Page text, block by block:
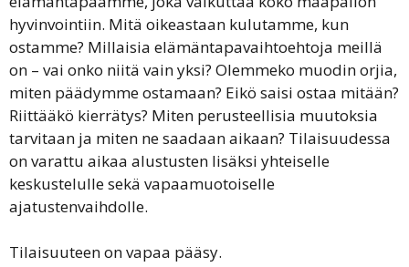
hyvinvointiin. Mitä oikeastaan kulutamme, kun
ostamme? Millaisia elämäntapavaihtoehtoja meillä
on – vai onko niitä vain yksi? Olemmeko muodin orjia,
miten päädymme ostamaan? Eikö saisi ostaa mitään?
Riittääkö kierrätys? Miten perusteellisia muutoksia
tarvitaan ja miten ne saadaan aikaan? Tilaisuudessa
on varattu aikaa alustusten lisäksi yhteiselle
keskustelulle sekä vapaamuotoiselle
ajatustenvaihdolle.
Tilaisuuteen on vapaa pääsy.